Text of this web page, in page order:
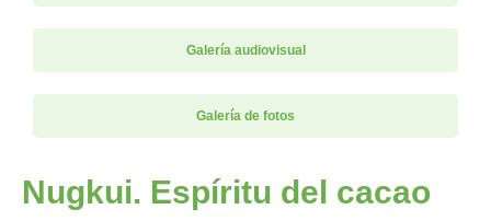
Galería audiovisual
Galería de fotos
Nugkui. Espíritu del cacao